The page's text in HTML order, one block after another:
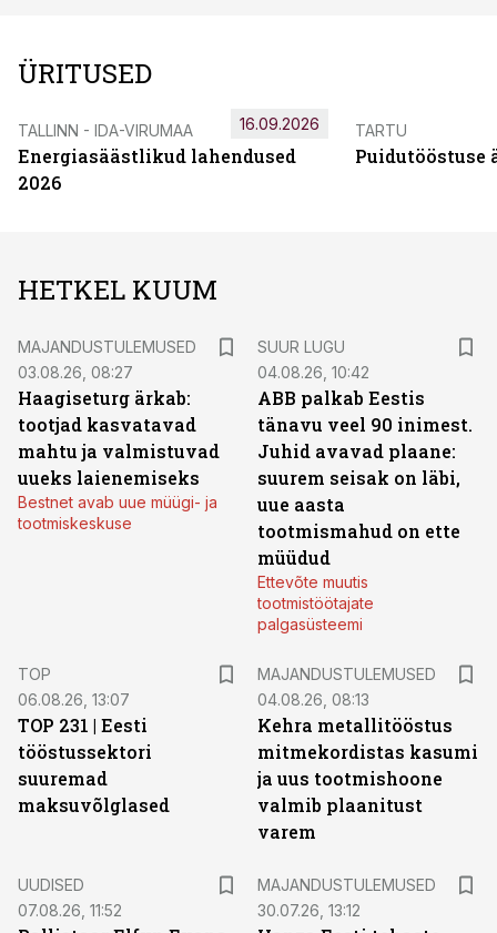
ÜRITUSED
TALLINN - IDA-VIRUMAA
Energiasäästlikud lahendused
2026
16.09.2026 TARTU
Puidutööstuse
HETKEL KUUM
MAJANDUSTULEMUSED
03.08.26, 08:27
Haagiseturg ärkab:
tootjad kasvatavad
mahtu ja valmistuvad
uueks laienemiseks
Bestnet avab uue müügi- ja
tootmiskeskuse
SUUR LUGU
04.08.26, 10:42
ABB palkab Eestis
tänavu veel 90 inimest.
Juhid avavad plaane:
suurem seisak on läbi,
uue aasta
tootmismahud on ette
müüdud
Ettevõte muutis
tootmistöötajate
palgasüsteemi
TOP
06.08.26, 13:07
TOP 231 | Eesti
tööstussektori
suuremad
maksuvõlglased
MAJANDUSTULEMUSED
04.08.26, 08:13
Kehra metallitööstus
mitmekordistas kasumi
ja uus tootmishoone
valmib plaanitust
varem
UUDISED
07.08.26, 11:52
MAJANDUSTULEMUSED
30.07.26, 13:12